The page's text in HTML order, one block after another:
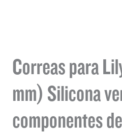
Correas para
mm) Silicona
componentes